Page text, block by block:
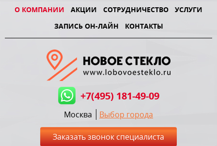
О КОМПАНИИ АКЦИИ СОТРУДНИЧЕСТВО
УСЛУГИ
ЗАПИСЬ ОН-ЛАЙН
КОНТАКТЫ
+7(495) 181-49-09
Москва Выбор города
Заказать звонок специалиста